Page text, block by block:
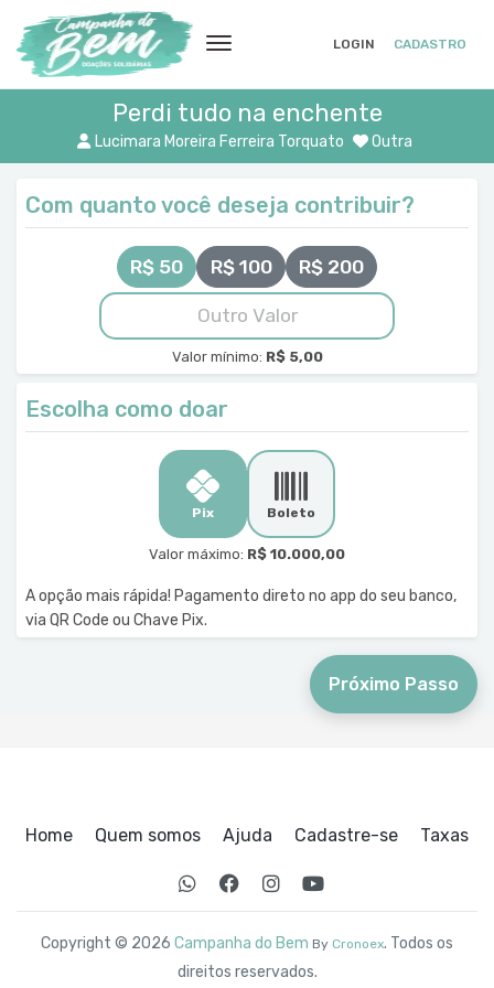
LOGIN CADASTRO
Perdi tudo na enchente
Lucimara Moreira Ferreira Torquato Outra
Com quanto você deseja contribuir?
R$ 50 R$ 100 R$ 200
Valor mínimo: R$ 5,00
Escolha como doar
Pix Boleto
Valor máximo: R$ 10.000,00
A opção mais rápida! Pagamento direto no app do seu banco,
via QR Code ou Chave Pix.
Próximo Passo
Home Quem somos Ajuda Cadastre-se Taxas
Copyright © 2026 Campanha do Bem By Cronoex. Todos os
direitos reservados.